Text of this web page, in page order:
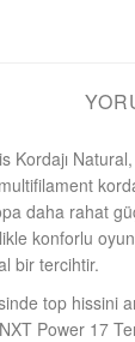
Kordajı
daha rahat
konforlu
bir tercihtir.
top hissini
Power 17